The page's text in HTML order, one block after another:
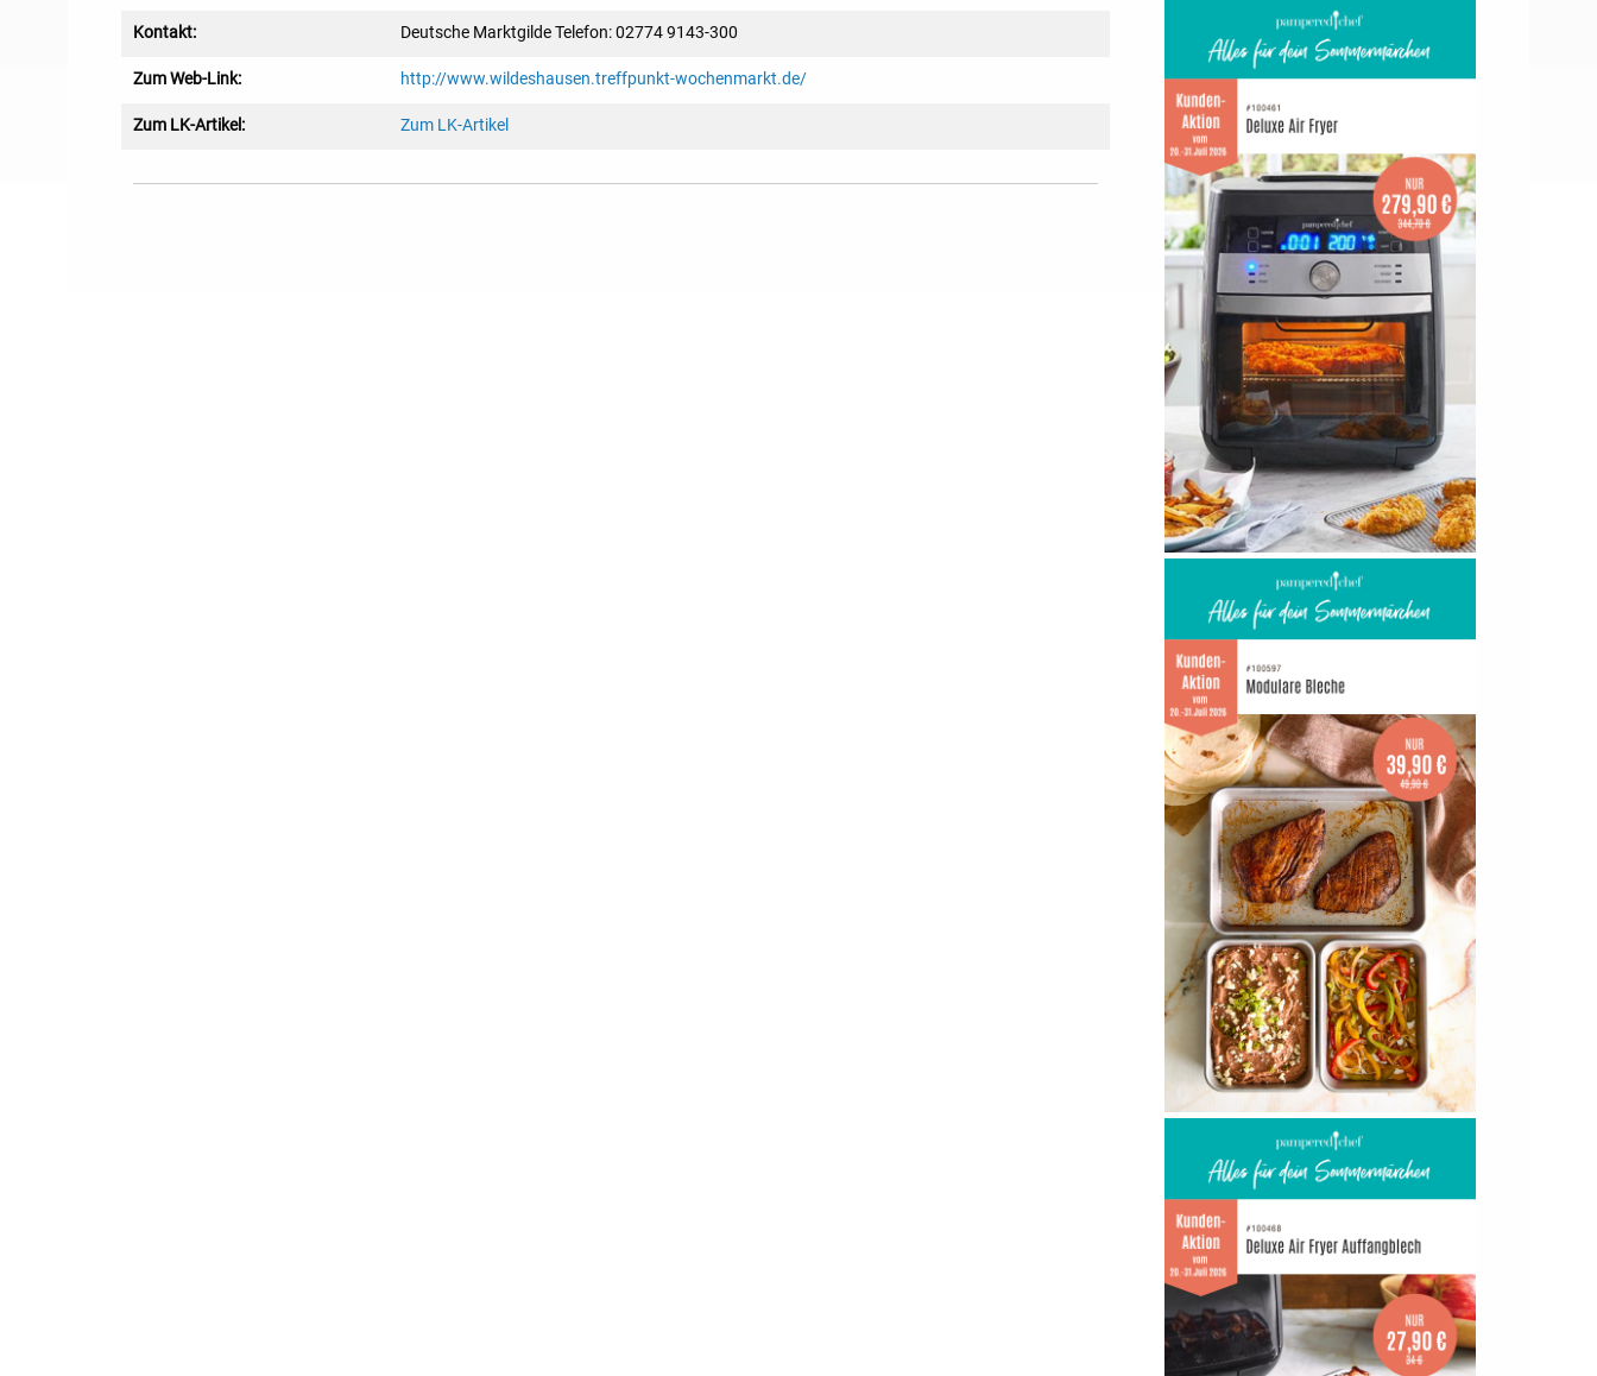
Kontakt: Deutsche Marktgilde Telefon: 02774 9143-300
Zum Web-Link: http://www.wildeshausen.treffpunkt-wochenmarkt.de/
Zum LK-Artikel: Zum LK-Artikel